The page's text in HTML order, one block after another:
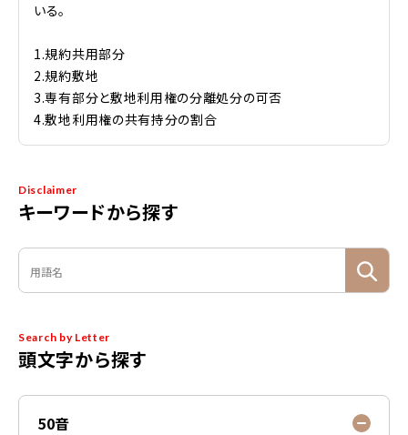
Disclaimer
キーワードから探す
Search by Letter
頭文字から探す
50音
いる。
1.規約共用部分
2.規約敷地
3.専有部分と敷地利用権の分離処分の可否
4.敷地利用権の共有持分の割合